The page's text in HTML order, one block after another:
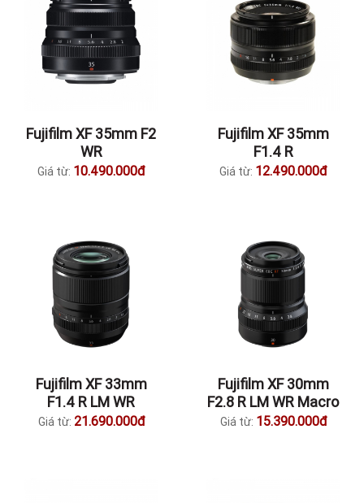
Fujifilm XF 35mm F2
WR
Giá từ: 10.490.000đ
Fujifilm XF 35mm
F1.4 R
Giá từ: 12.490.000đ
Fujifilm XF 33mm
F1.4 R LM WR
Giá từ: 21.690.000đ
Fujifilm XF 30mm
F2.8 R LM WR Macro
Giá từ: 15.390.000đ